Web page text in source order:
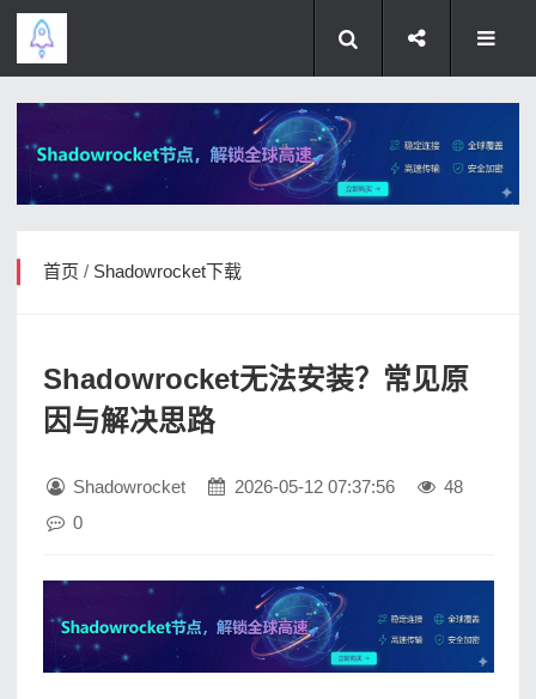
首页 / Shadowrocket下载
Shadowrocket无法安装？常见原
因与解决思路
Shadowrocket 2026-05-12 07:37:56
48
0